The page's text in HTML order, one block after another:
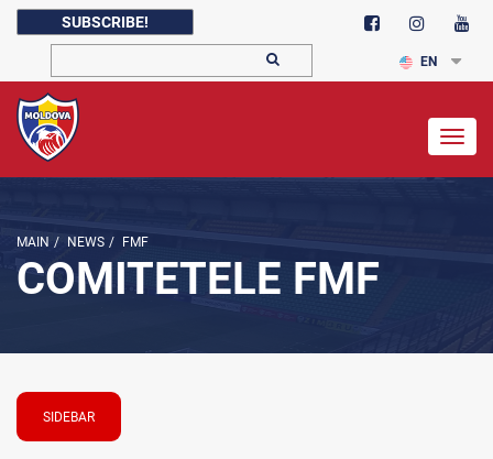
SUBSCRIBE!
EN
MAIN / NEWS / FMF
COMITETELE FMF
SIDEBAR